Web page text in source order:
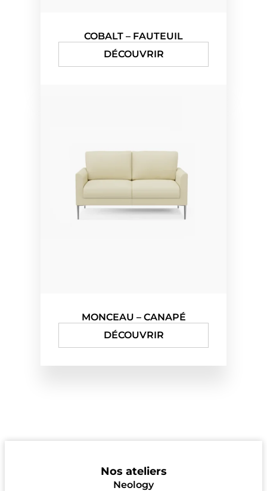
COBALT – FAUTEUIL
DÉCOUVRIR
MONCEAU – CANAPÉ
DÉCOUVRIR
Nos ateliers
Neology